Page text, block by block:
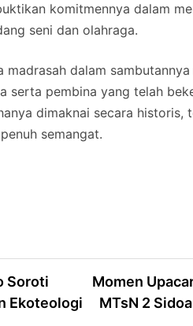
komitmennya dalam
seni dan olahraga.
madrasah dalam
serta pembina yang telah
dimaknai secara
semangat.
Soroti
Ekoteologi
Momen
MTsN 2